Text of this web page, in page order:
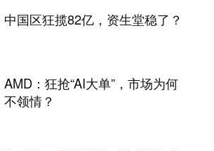
中国区狂揽82亿，资生堂稳了？
AMD：狂抢“AI大单”，市场为何
不领情？